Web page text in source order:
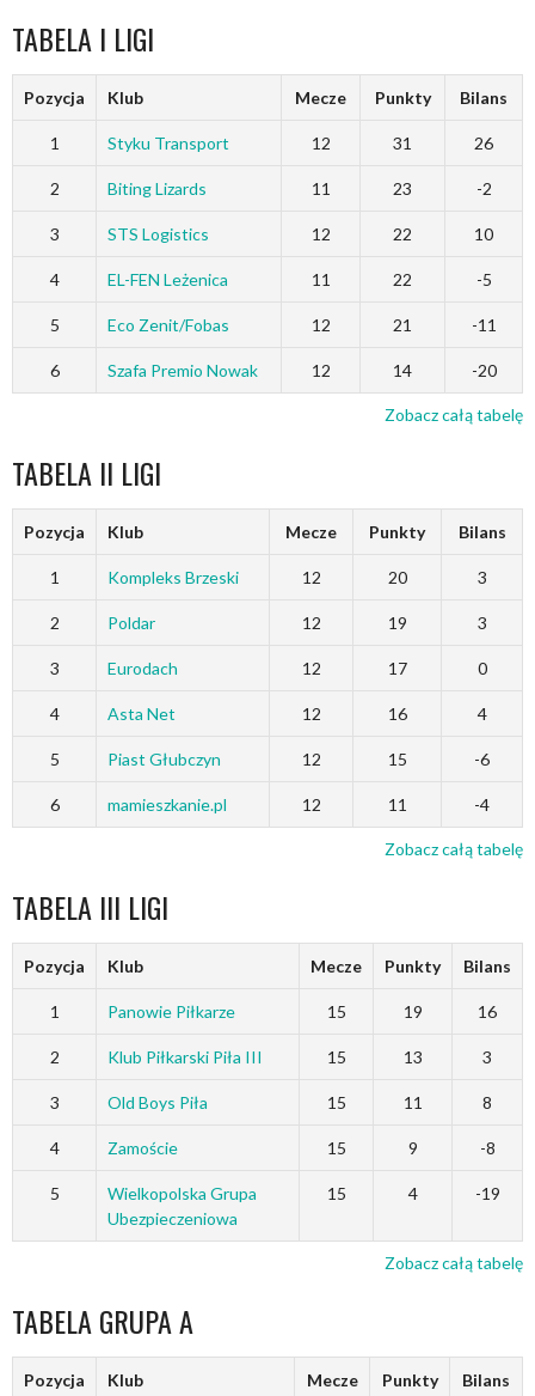
TABELA I LIGI
Pozycja Klub Mecze Punkty Bilans
1 Styku Transport 12 31 26
2 Biting Lizards 11 23 -2
3 STS Logistics 12 22 10
4 EL-FEN Leżenica 11 22 -5
5 Eco Zenit/Fobas 12 21 -11
6 Szafa Premio Nowak 12 14 -20
Zobacz całą tabelę
TABELA II LIGI
Pozycja Klub Mecze Punkty Bilans
1 Kompleks Brzeski 12 20 3
2 Poldar 12 19 3
3 Eurodach 12 17 0
4 Asta Net 12 16 4
5 Piast Głubczyn 12 15 -6
6 mamieszkanie.pl 12 11 -4
Zobacz całą tabelę
TABELA III LIGI
Pozycja Klub Mecze Punkty Bilans
1 Panowie Piłkarze 15 19 16
2 Klub Piłkarski Piła III 15 13 3
3 Old Boys Piła 15 11 8
4 Zamoście 15 9 -8
5
Wielkopolska Grupa
Ubezpieczeniowa
15 4 -19
Zobacz całą tabelę
TABELA GRUPA A
Pozycja Klub Mecze Punkty Bilans